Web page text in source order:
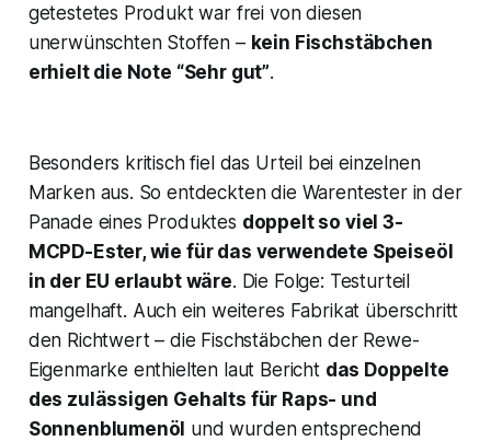
getestetes Produkt war frei von diesen
unerwünschten Stoffen – kein Fischstäbchen
erhielt die Note “Sehr gut”.
Besonders kritisch fiel das Urteil bei einzelnen
Marken aus. So entdeckten die Warentester in der
Panade eines Produktes doppelt so viel 3-
MCPD-Ester, wie für das verwendete Speiseöl
in der EU erlaubt wäre​. Die Folge: Testurteil
mangelhaft. Auch ein weiteres Fabrikat überschritt
den Richtwert – die Fischstäbchen der Rewe-
Eigenmarke enthielten laut Bericht das Doppelte
des zulässigen Gehalts für Raps- und
Sonnenblumenöl und wurden entsprechend